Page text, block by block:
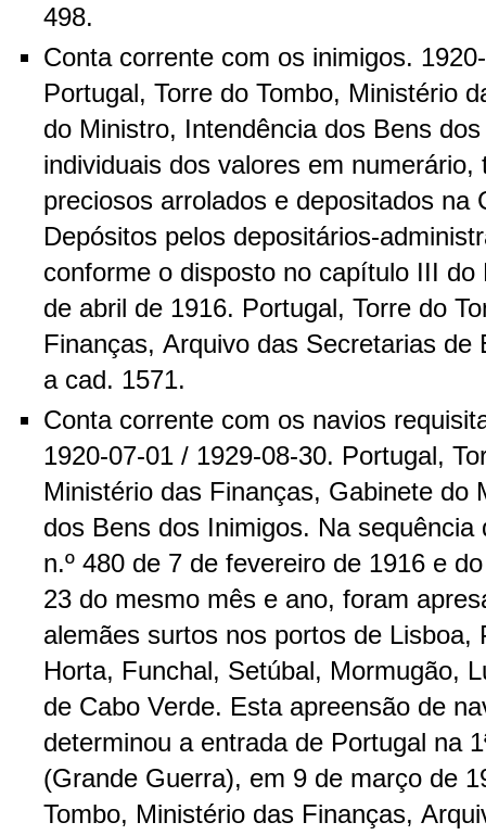
498.
Conta corrente com os inimigos.
Portugal, Torre do Tombo, Ministério
do Ministro, Intendência dos Bens
individuais dos valores em numerário,
preciosos arrolados e depositados na
Depósitos pelos depositários-
conforme o disposto no capítulo III do
de abril de 1916. Portugal, Torre do
Finanças, Arquivo das Secretarias de
a cad. 1571.
Conta corrente com os navios
1920-07-01 / 1929-08-30. Portugal,
Ministério das Finanças, Gabinete do
dos Bens dos Inimigos. Na sequência
n.º 480 de 7 de fevereiro de 1916 e
23 do mesmo mês e ano, foram
alemães surtos nos portos de Lisboa,
Horta, Funchal, Setúbal, Mormugão,
de Cabo Verde. Esta apreensão de
determinou a entrada de Portugal na
(Grande Guerra), em 9 de março de
Tombo, Ministério das Finanças,